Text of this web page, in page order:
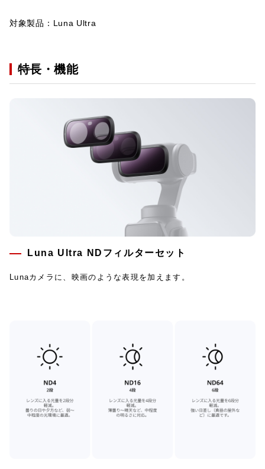
対象製品：Luna Ultra
特長・機能
Luna Ultra NDフィルターセット
Lunaカメラに、映画のような表現を加えます。